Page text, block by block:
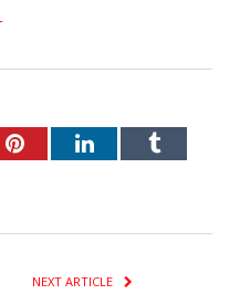
PinterestLinkedInTumblr
NEXT ARTICLE